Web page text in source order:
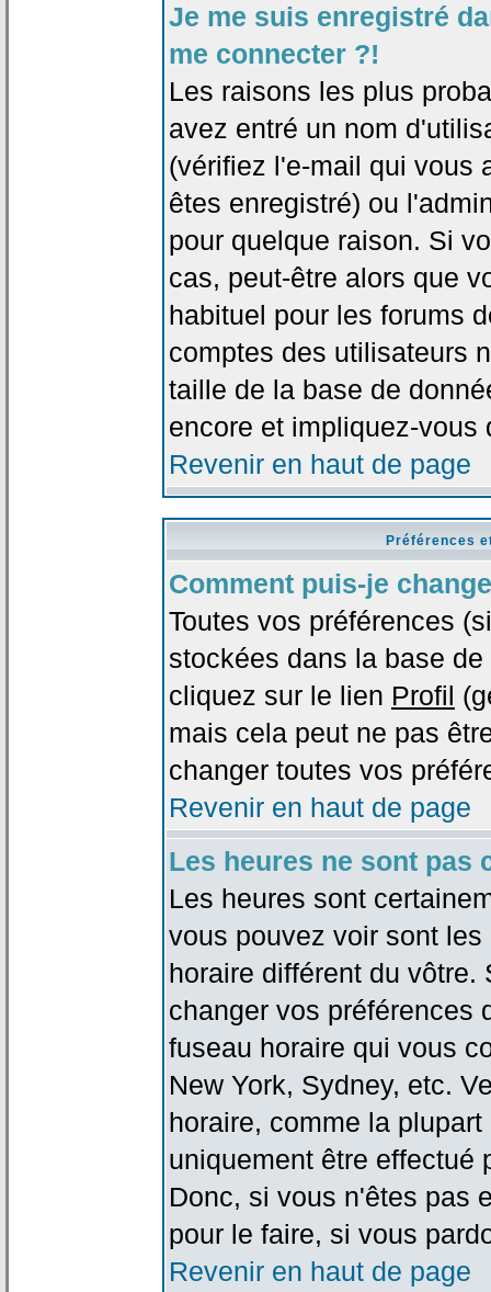
Je me suis enregistré
me connecter ?!
Les raisons les plus
avez entré un nom
(vérifiez l'e-mail qui vous
êtes enregistré) ou
pour quelque raison. Si
cas, peut-être alors que
habituel pour les forums
comptes des utilisateurs
taille de la base de
encore et impliquez-
Revenir en haut de page
Préférences
Comment puis-je
Toutes vos préférences
stockées dans la base
cliquez sur le lien Profil
mais cela peut ne pas
changer toutes vos
Revenir en haut de page
Les heures ne sont pas
Les heures sont
vous pouvez voir sont
horaire différent du
changer vos préférences
fuseau horaire qui vous
New York, Sydney, etc.
horaire, comme la
uniquement être effectué
Donc, si vous n'êtes pas
pour le faire, si vous
Revenir en haut de page